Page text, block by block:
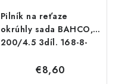
Pilník na reťaze
okrúhly sada BAHCO,
200/4.5 3díl. 168-8-
€8,60